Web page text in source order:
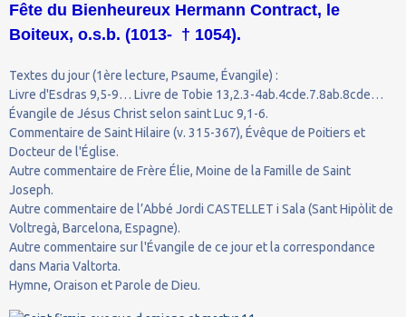
Fête du Bienheureux Hermann Contract, le
Boiteux, o.s.b. (1013- † 1054).
Textes du jour (1ère lecture, Psaume, Évangile) :
Livre d'Esdras 9,5-9… Livre de Tobie 13,2.3-4ab.4cde.7.8ab.8cde…
Évangile de Jésus Christ selon saint Luc 9,1-6.
Commentaire de Saint Hilaire (v. 315-367), Évêque de Poitiers et
Docteur de l'Église.
Autre commentaire de Frère Élie, Moine de la Famille de Saint
Joseph.
Autre commentaire de l’Abbé Jordi CASTELLET i Sala (Sant Hipòlit de
Voltregà, Barcelona, Espagne).
Autre commentaire sur l'Évangile de ce jour et la correspondance
dans Maria Valtorta.
Hymne, Oraison et Parole de Dieu.